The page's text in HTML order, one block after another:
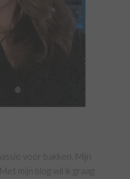
voor bakken. Mijn
mijn blog wil ik graag